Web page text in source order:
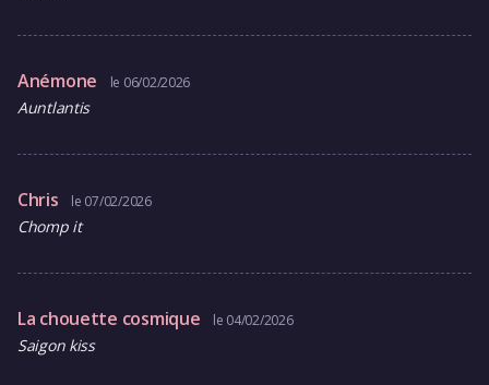
Anémone le 06/02/2026
Auntlantis
Chris le 07/02/2026
Chomp it
La chouette cosmique le 04/02/2026
Saigon kiss